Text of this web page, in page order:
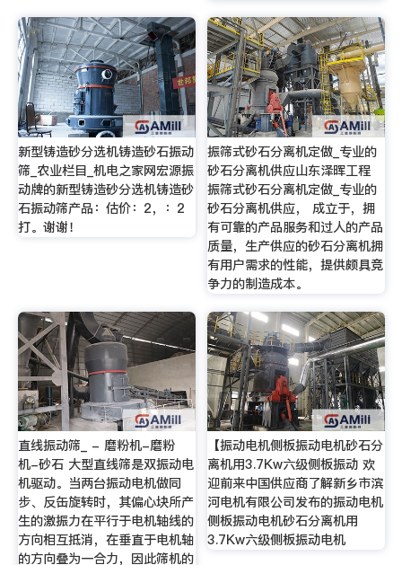
新型铸造砂分选机铸造砂石振动
筛_农业栏目_机电之家网宏源振
动牌的新型铸造砂分选机铸造砂
石振动筛产品：估价：2，：2
打。谢谢！
振筛式砂石分离机定做_专业的
砂石分离机供应山东泽晖工程
振筛式砂石分离机定做_专业的
砂石分离机供应， 成立于，拥
有可靠的产品服务和过人的产品
质量，生产供应的砂石分离机拥
有用户需求的性能，提供颇具竞
争力的制造成本。
直线振动筛_ - 磨粉机-磨粉
机-砂石 大型直线筛是双振动电
机驱动。当两台振动电机做同
步、反缶旋转时，其偏心块所产
生的激振力在平行于电机轴线的
方向相互抵消，在垂直于电机轴
的方向叠为一合力，因此筛机的
【振动电机侧板振动电机砂石分
离机用3.7Kw六级侧板振动 欢
迎前来中国供应商了解新乡市滨
河电机有限公司发布的振动电机
侧板振动电机砂石分离机用
3.7Kw六级侧板振动电机